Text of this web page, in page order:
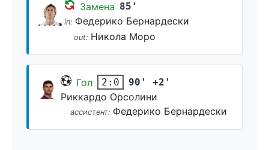
Замена 85'
in: Федерико Бернардески
out: Никола Моро
Гол 2:0 90' +2'
Риккардо Орсолини
ассистент: Федерико Бернардески